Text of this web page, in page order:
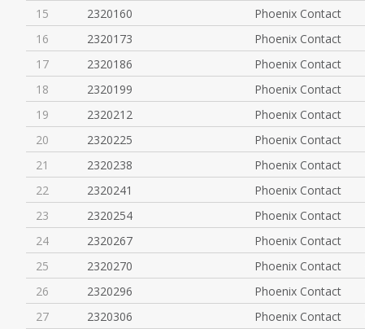
15 2320160 Phoenix Contact
16 2320173 Phoenix Contact
17 2320186 Phoenix Contact
18 2320199 Phoenix Contact
19 2320212 Phoenix Contact
20 2320225 Phoenix Contact
21 2320238 Phoenix Contact
22 2320241 Phoenix Contact
23 2320254 Phoenix Contact
24 2320267 Phoenix Contact
25 2320270 Phoenix Contact
26 2320296 Phoenix Contact
27 2320306 Phoenix Contact